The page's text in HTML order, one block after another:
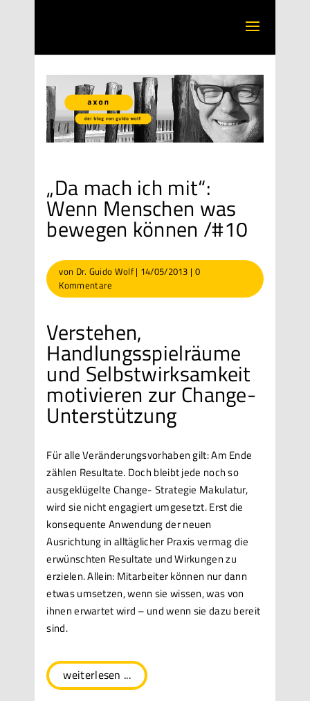
„Da mach ich mit“:
Wenn Menschen was
bewegen können /#10
von Dr. Guido Wolf| 14/05/2013 | 0
Kommentare
Verstehen,
Handlungsspielräume
und Selbstwirksamkeit
motivieren zur Change-
Unterstützung
Für alle Veränderungsvorhaben gilt: Am Ende
zählen Resultate. Doch bleibt jede noch so
ausgeklügelte Change- Strategie Makulatur,
wird sie nicht engagiert umgesetzt. Erst die
konsequente Anwendung der neuen
Ausrichtung in alltäglicher Praxis vermag die
erwünschten Resultate und Wirkungen zu
erzielen. Allein: Mitarbeiter können nur dann
etwas umsetzen, wenn sie wissen, was von
ihnen erwartet wird – und wenn sie dazu bereit
sind.
weiterlesen ...